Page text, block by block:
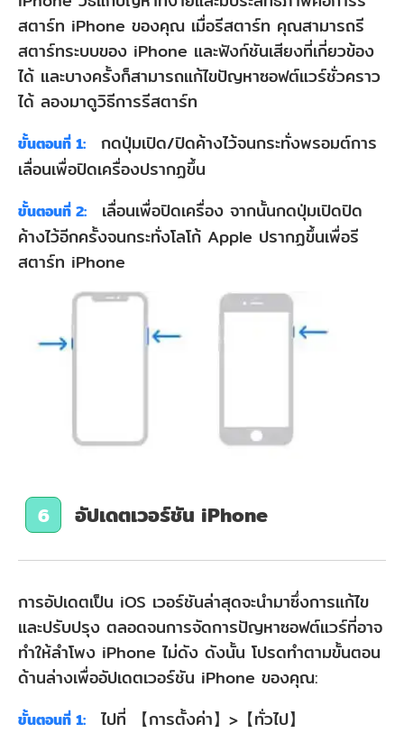
สตาร์ท iPhone ของคุณ เมื่อรีสตาร์ท คุณสามารถรี
สตาร์ทระบบของ iPhone และฟังก์ชันเสียงที่เกี่ยวข้อง
ได้ และบางครั้งก็สามารถแก้ไขปัญหาซอฟต์แวร์ชั่วคราว
ได้ ลองมาดูวิธีการรีสตาร์ท
ขั้นตอนที่ 1:
กดปุ่มเปิด/ปิดค้างไว้จนกระทั่งพรอมต์การ
เลื่อนเพื่อปิดเครื่องปรากฏขึ้น
ขั้นตอนที่ 2:
เลื่อนเพื่อปิดเครื่อง จากนั้นกดปุ่มเปิดปิด
ค้างไว้อีกครั้งจนกระทั่งโลโก้ Apple ปรากฏขึ้นเพื่อรี
สตาร์ท iPhone
6 อัปเดตเวอร์ชัน iPhone
การอัปเดตเป็น iOS เวอร์ชันล่าสุดจะนำมาซึ่งการแก้ไข
และปรับปรุง ตลอดจนการจัดการปัญหาซอฟต์แวร์ที่อาจ
ทำให้ลําโพง iPhone ไม่ดัง ดังนั้น โปรดทำตามขั้นตอน
ด้านล่างเพื่ออัปเดตเวอร์ชัน iPhone ของคุณ:
ขั้นตอนที่ 1: ไปที่ 【การตั้งค่า】>【ทั่วไป】